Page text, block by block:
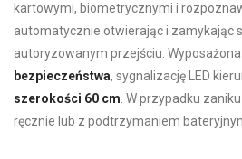
kartowymi, biometrycznymi i
automatycznie otwierając i zamykając
autoryzowanym przejściu.
bezpieczeństwa, sygnalizację LED
szerokości 60 cm. W przypadku
ręcznie lub z podtrzymaniem